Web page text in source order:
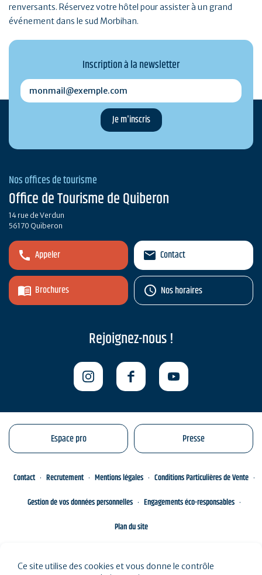
renversants. Réservez votre hôtel pour assister à un grand
événement dans le sud Morbihan.
Inscription à la newsletter
monmail@exemple.com
Nos offices de tourisme
Office de Tourisme de Quiberon
14 rue de Verdun
56170 Quiberon
Appeler
Brochures
Contact
Nos horaires
Rejoignez-nous !
Espace pro Presse
Contact Recrutement Mentions légales
Conditions Particulières de Vente
Gestion de vos données personnelles
Engagements éco-responsables
Plan du site
Ce site utilise des cookies et vous donne le contrôle